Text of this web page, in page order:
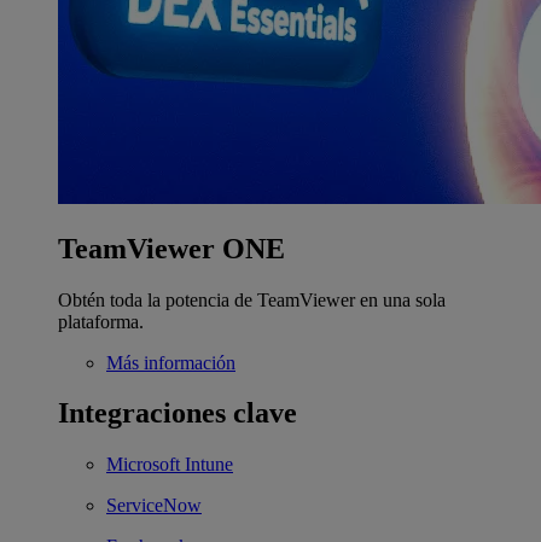
TeamViewer ONE
Obtén toda la potencia de TeamViewer en una sola
plataforma.
Más información
Integraciones clave
Microsoft Intune
ServiceNow